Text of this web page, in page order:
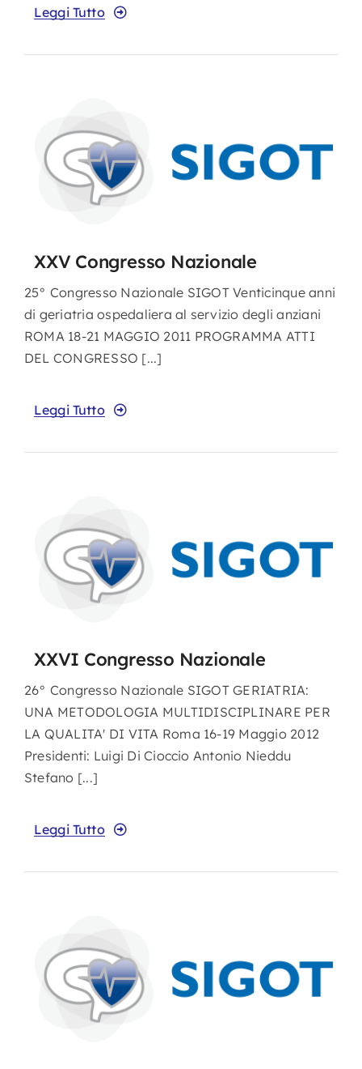
Leggi Tutto
XXV Congresso Nazionale
25° Congresso Nazionale SIGOT Venticinque anni
di geriatria ospedaliera al servizio degli anziani
ROMA 18-21 MAGGIO 2011 PROGRAMMA ATTI
DEL CONGRESSO [...]
Leggi Tutto
XXVI Congresso Nazionale
26° Congresso Nazionale SIGOT GERIATRIA:
UNA METODOLOGIA MULTIDISCIPLINARE PER
LA QUALITA' DI VITA Roma 16-19 Maggio 2012
Presidenti: Luigi Di Cioccio Antonio Nieddu
Stefano [...]
Leggi Tutto